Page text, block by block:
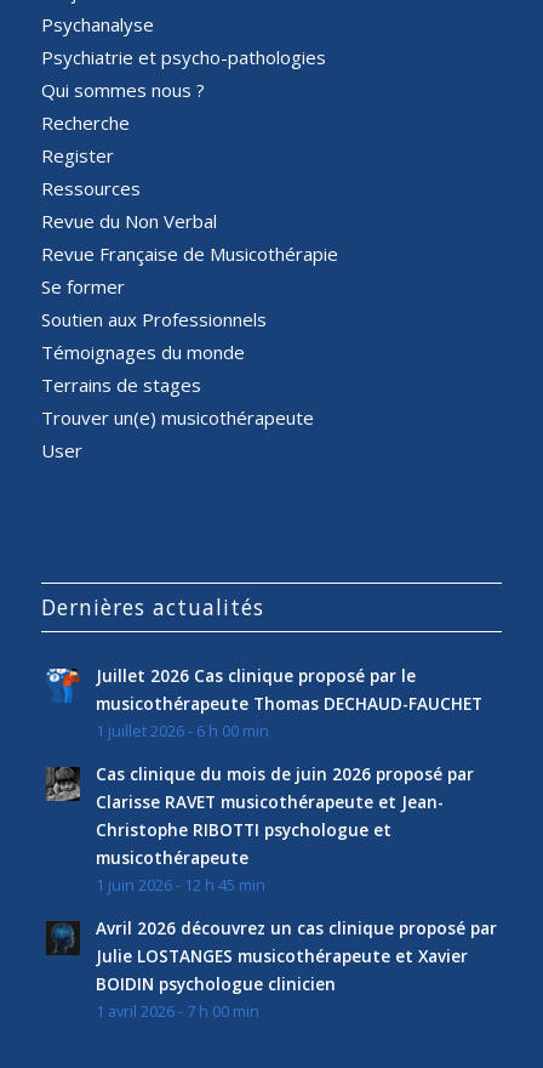
Psychanalyse
Psychiatrie et psycho-pathologies
Qui sommes nous ?
Recherche
Register
Ressources
Revue du Non Verbal
Revue Française de Musicothérapie
Se former
Soutien aux Professionnels
Témoignages du monde
Terrains de stages
Trouver un(e) musicothérapeute
User
Dernières actualités
Juillet 2026 Cas clinique proposé par le
musicothérapeute Thomas DECHAUD-FAUCHET
1 juillet 2026 - 6 h 00 min
Cas clinique du mois de juin 2026 proposé par
Clarisse RAVET musicothérapeute et Jean-
Christophe RIBOTTI psychologue et
musicothérapeute
1 juin 2026 - 12 h 45 min
Avril 2026 découvrez un cas clinique proposé par
Julie LOSTANGES musicothérapeute et Xavier
BOIDIN psychologue clinicien
1 avril 2026 - 7 h 00 min